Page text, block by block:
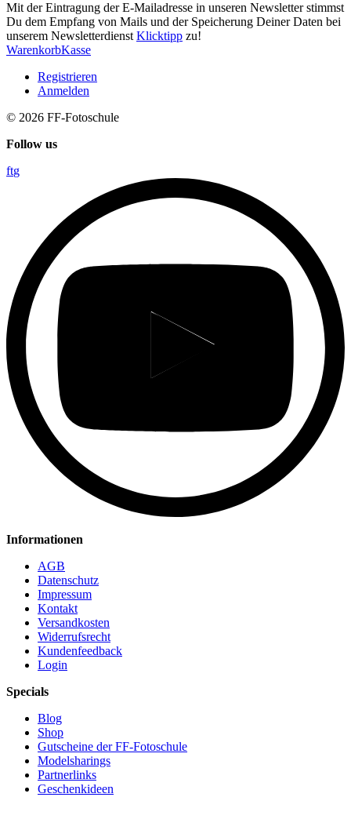
Mit der Eintragung der E-Mailadresse in unseren Newsletter stimmst
Du dem Empfang von Mails und der Speicherung Deiner Daten bei
unserem Newsletterdienst Klicktipp zu!
WarenkorbKasse
Registrieren
Anmelden
© 2026 FF-Fotoschule
Follow us
ftg
Informationen
AGB
Datenschutz
Impressum
Kontakt
Versandkosten
Widerrufsrecht
Kundenfeedback
Login
Specials
Blog
Shop
Gutscheine der FF-Fotoschule
Modelsharings
Partnerlinks
Geschenkideen